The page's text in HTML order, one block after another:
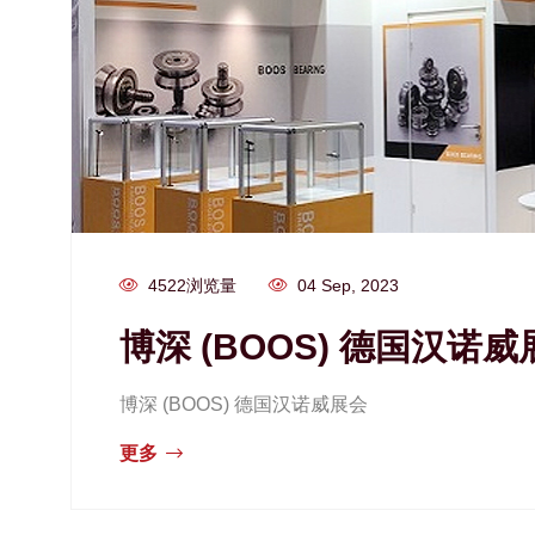
4522浏览量 04 Sep, 2023
博深 (BOOS) 德国汉诺威
博深 (BOOS) 德国汉诺威展会
更多